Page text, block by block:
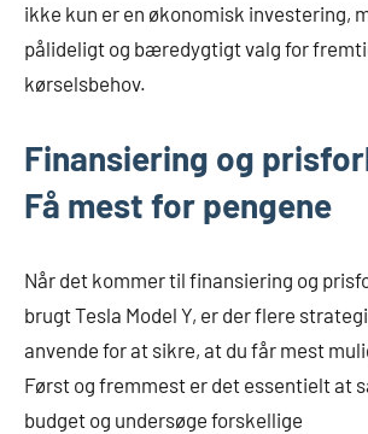
ikke kun er en økonomisk investering,
pålideligt og bæredygtigt valg for
kørselsbehov.
Finansiering og
Få mest for pengene
Når det kommer til finansiering og
brugt Tesla Model Y, er der flere
anvende for at sikre, at du får mest
Først og fremmest er det essentielt at
budget og undersøge forskellige